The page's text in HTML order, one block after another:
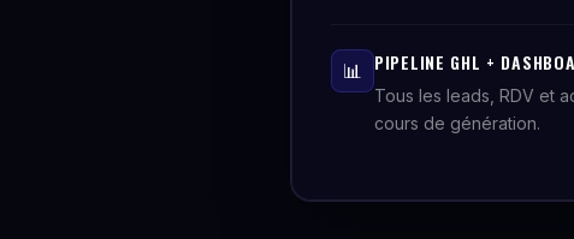
📊 PIPELINE GHL +
Tous les leads, RDV et
cours de génération.